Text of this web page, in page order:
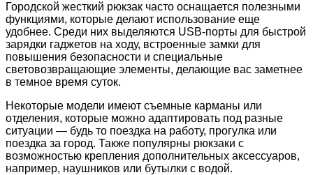
Городской жесткий рюкзак часто оснащается полезными
функциями, которые делают использование еще
удобнее. Среди них выделяются USB-порты для быстрой
зарядки гаджетов на ходу, встроенные замки для
повышения безопасности и специальные
световозвращающие элементы, делающие вас заметнее
в темное время суток.
Некоторые модели имеют съемные карманы или
отделения, которые можно адаптировать под разные
ситуации — будь то поездка на работу, прогулка или
поездка за город. Также популярны рюкзаки с
возможностью крепления дополнительных аксессуаров,
например, наушников или бутылки с водой.